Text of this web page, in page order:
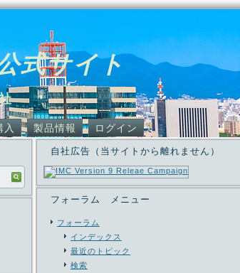
式サイト
入 製品情報 ログイン
自社広告（当サイトから離れません）
フォーラム メニュー
フォーラム
インデックス
最近のトピック
検索